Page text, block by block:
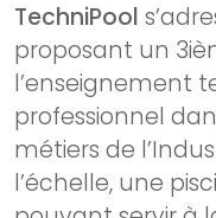
TechniPool
proposant un
l’enseignement
professionnel
métiers de
l’échelle, une